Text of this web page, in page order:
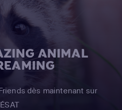
ANIMAL
dès maintenant sur